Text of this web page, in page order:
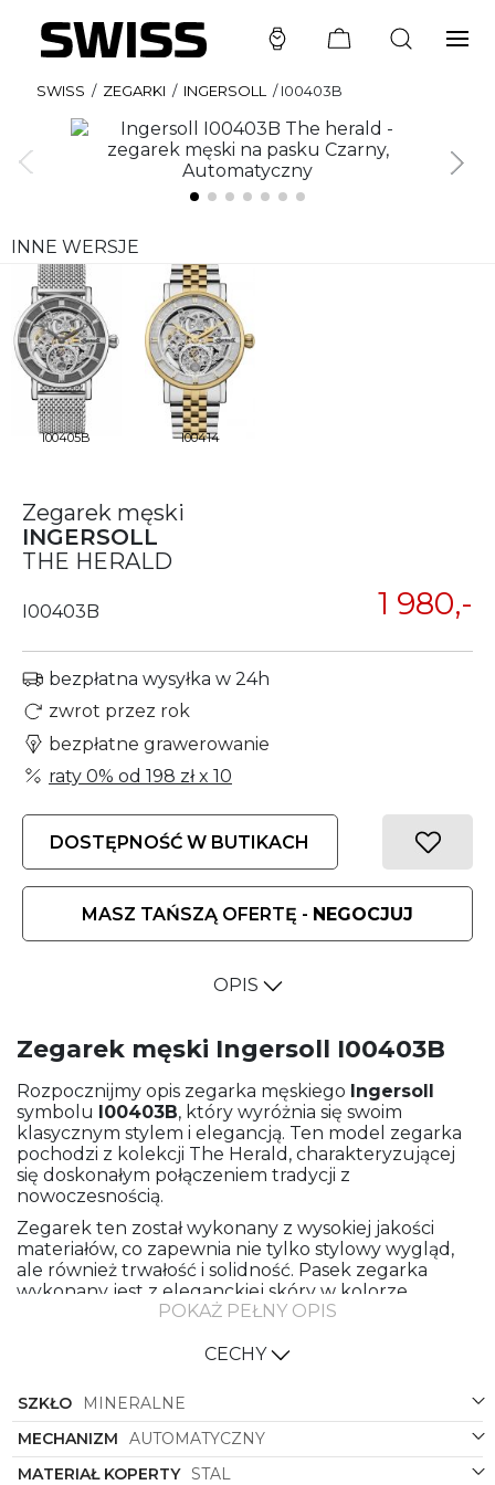
SWISS / ZEGARKI / INGERSOLL /I00403B
INNE WERSJE
I00405B I00414
Zegarek męski
INGERSOLL
THE HERALD
I00403B 1 980,-
bezpłatna wysyłka w 24h
zwrot przez rok
bezpłatne grawerowanie
raty 0% od 198 złx 10
DOSTĘPNOŚĆ W BUTIKACH
MASZ TAŃSZĄ OFERTĘ - NEGOCJUJ
OPIS
Zegarek męski Ingersoll I00403B
Rozpocznijmy opis zegarka męskiego Ingersoll
symbolu
I00403B, który wyróżnia się swoim
klasycznym stylem i elegancją. Ten model zegarka
pochodzi z kolekcji The Herald, charakteryzującej
się doskonałym połączeniem tradycji z
nowoczesnością.
Zegarek ten został wykonany z wysokiej jakości
materiałów, co zapewnia nie tylko stylowy wygląd,
ale również trwałość i solidność. Pasek zegarka
wykonany jest z eleganckiej skóry w kolorze
czarnym, co doskonale komponuje się z różowym
okrągły kształt koperty nadaje zegarkowi
idealnym dodatkiem zarówno do eleganckich, jak i
casualowych stylizacji.
Czarna tarcza z delikatnymi złotymi detalami
doskonale podkreśla elegancję tego zegarka. Złote
POKAŻ PEŁNY OPIS
CECHY
SZKŁO
MINERALNE
MECHANIZM
AUTOMATYCZNY
MATERIAŁ KOPERTY STAL